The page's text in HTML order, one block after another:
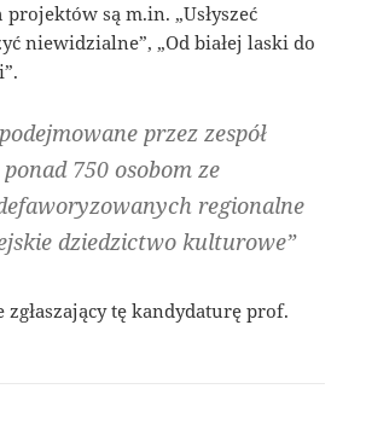
są m.in. „Usłyszeć
niewidzialne”, „Od białej laski do
przez zespół
750 osobom ze
regionalne
dziedzictwo kulturowe”
tę kandydaturę prof.